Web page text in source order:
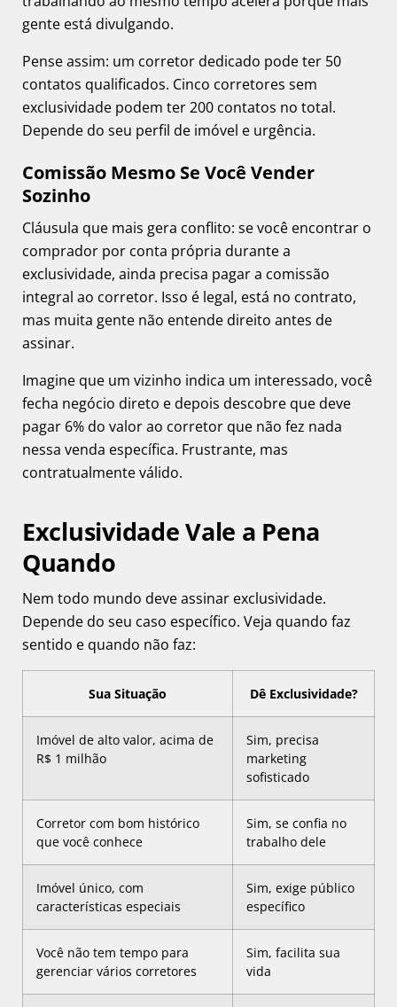
gente está divulgando.
Pense assim: um corretor dedicado pode ter 50
contatos qualificados. Cinco corretores sem
exclusividade podem ter 200 contatos no total.
Depende do seu perfil de imóvel e urgência.
Comissão Mesmo Se Você Vender
Sozinho
Cláusula que mais gera conflito: se você encontrar o
comprador por conta própria durante a
exclusividade, ainda precisa pagar a comissão
integral ao corretor. Isso é legal, está no contrato,
mas muita gente não entende direito antes de
assinar.
Imagine que um vizinho indica um interessado, você
fecha negócio direto e depois descobre que deve
pagar 6% do valor ao corretor que não fez nada
nessa venda específica. Frustrante, mas
contratualmente válido.
Exclusividade Vale a Pena
Quando
Nem todo mundo deve assinar exclusividade.
Depende do seu caso específico. Veja quando faz
sentido e quando não faz:
Sua Situação Dê Exclusividade?
Imóvel de alto valor, acima de
R$ 1 milhão
Sim, precisa
marketing
sofisticado
Corretor com bom histórico
que você conhece
Sim, se confia no
trabalho dele
Imóvel único, com
características especiais
Sim, exige público
específico
Você não tem tempo para
gerenciar vários corretores
Sim, facilita sua
vida